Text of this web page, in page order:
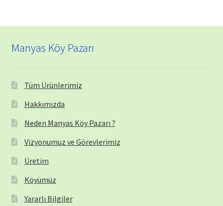
Manyas Köy Pazarı
Tüm Ürünlerimiz
Hakkımızda
Neden Manyas Köy Pazarı ?
Vizyonumuz ve Görevlerimiz
Üretim
Köyümüz
Yararlı Bilgiler